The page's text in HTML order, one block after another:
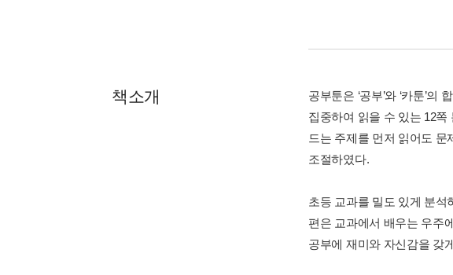
책소개
공부툰은 ‘공부’와 ‘카툰’
집중하여 읽을 수 있는 12
드는 주제를 먼저 읽어도
조절하였다.
초등 교과를 밀도 있게 분석
편은 교과에서 배우는 우주
공부에 재미와 자신감을 갖